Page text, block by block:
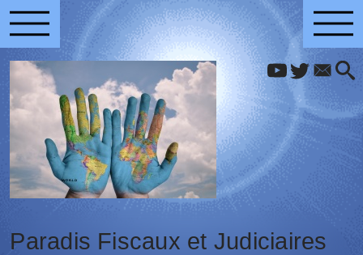
Paradis Fiscaux et Judiciaires